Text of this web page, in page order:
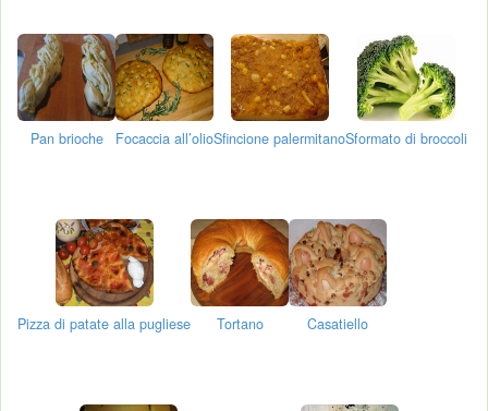
Pan brioche Focaccia all’olioSfincione palermitanoSformato di broccoli
Pizza di patate alla pugliese Tortano Casatiello